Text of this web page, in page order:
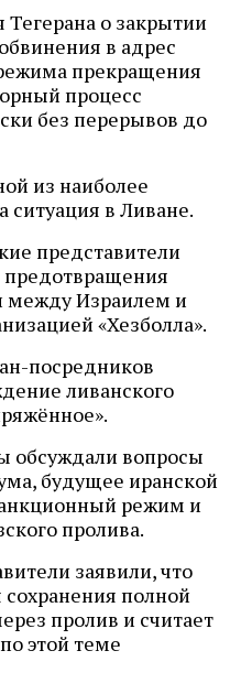
о закрытии
в адрес
прекращения
процесс
без перерывов до
из наиболее
ситуация в Ливане.
представители
между Израилем и
«Хезболла».
посредников
ливанского
обсуждали вопросы
будущее иранской
режим и
пролива.
заявили, что
полной
пролив и считает
этой теме